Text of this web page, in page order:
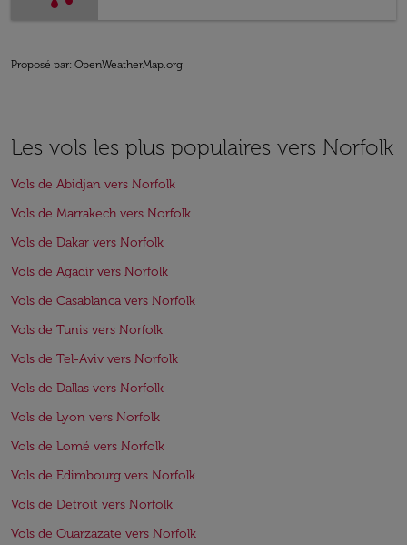
Proposé par: OpenWeatherMap.org
Les vols les plus populaires vers Norfolk
Vols de Abidjan vers Norfolk
Vols de Marrakech vers Norfolk
Vols de Dakar vers Norfolk
Vols de Agadir vers Norfolk
Vols de Casablanca vers Norfolk
Vols de Tunis vers Norfolk
Vols de Tel-Aviv vers Norfolk
Vols de Dallas vers Norfolk
Vols de Lyon vers Norfolk
Vols de Lomé vers Norfolk
Vols de Edimbourg vers Norfolk
Vols de Detroit vers Norfolk
Vols de Ouarzazate vers Norfolk